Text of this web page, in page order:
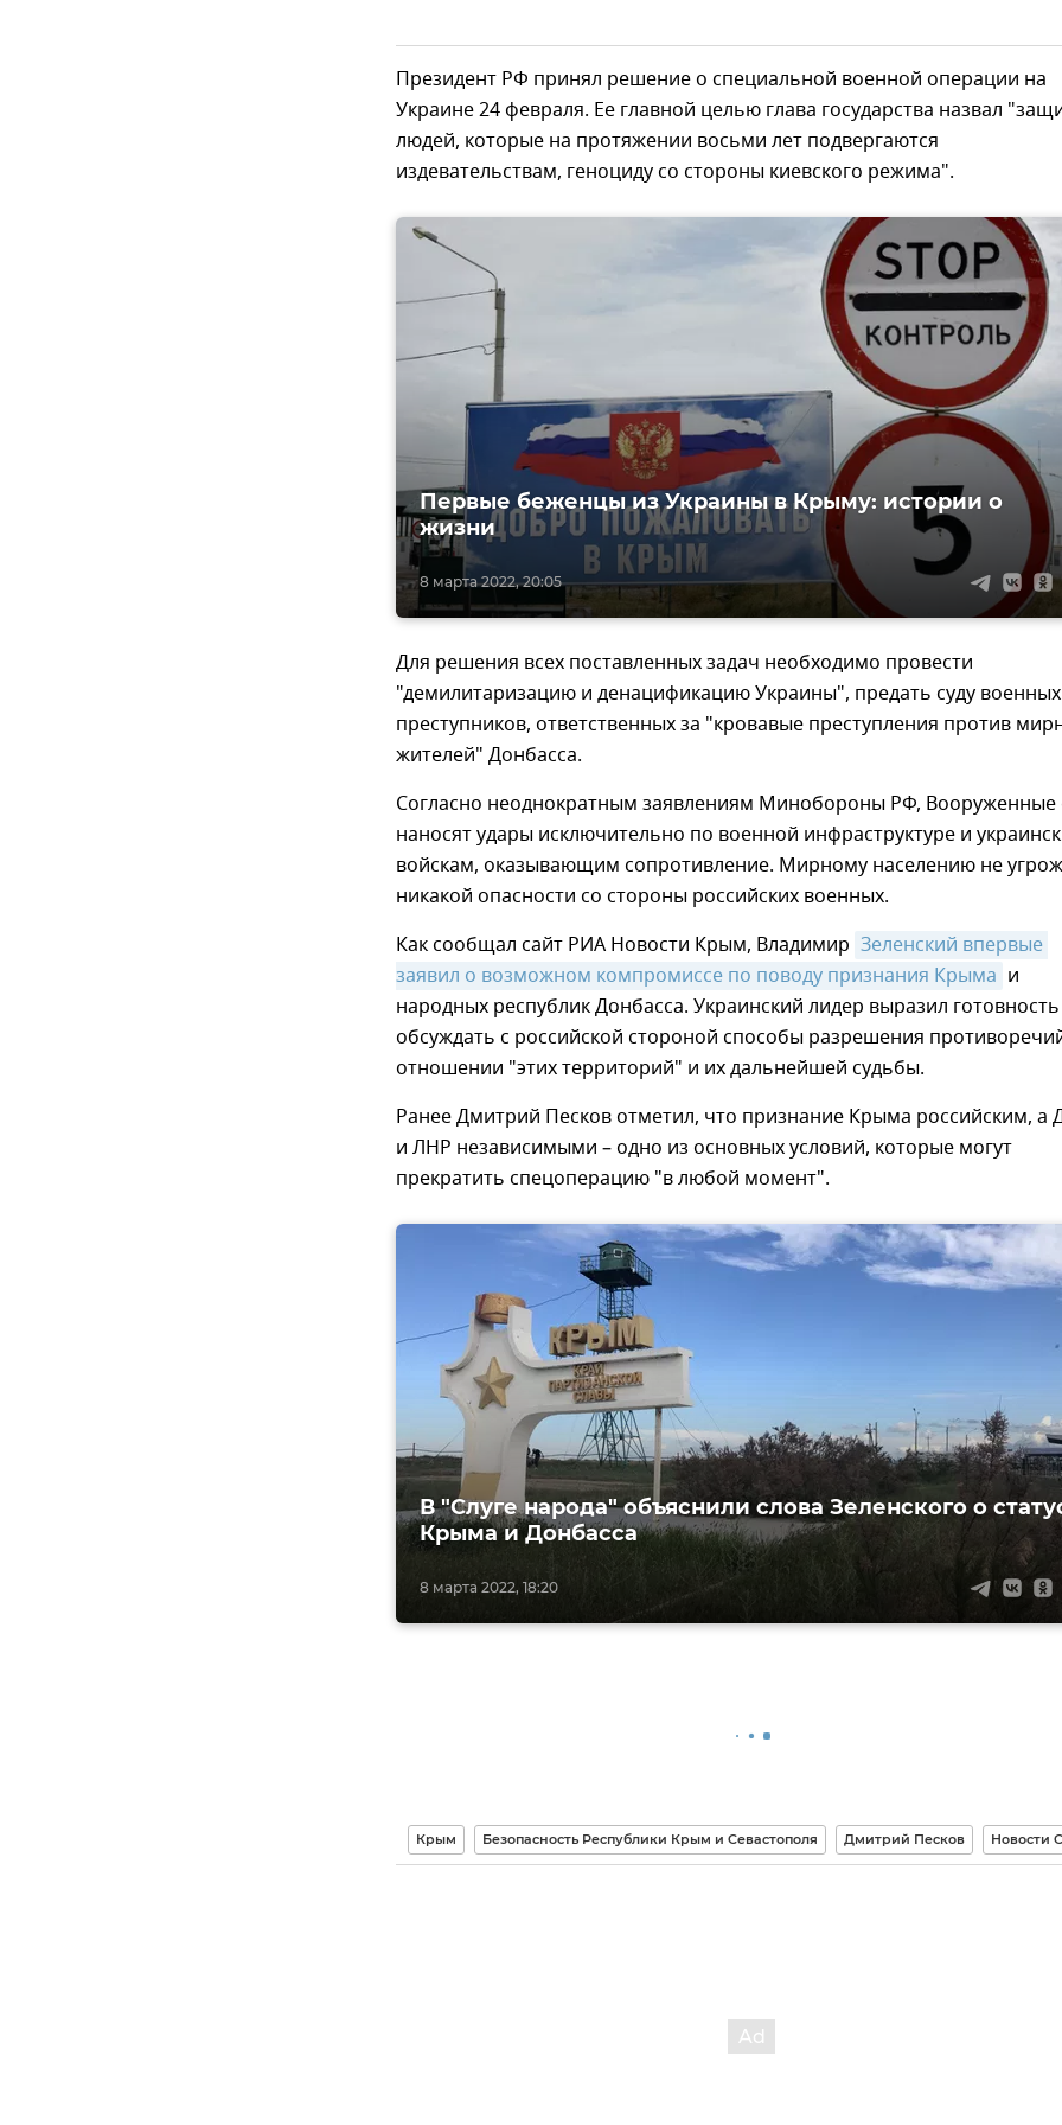
Президент РФ принял решение о специальной военной операции на
Украине 24 февраля. Ее главной целью глава государства назвал
людей, которые на протяжении восьми лет подвергаются
издевательствам, геноциду со стороны киевского режима".
8 марта 2022, 20:05
Первые беженцы из Украины в Крыму: истории о
жизни
Для решения всех поставленных задач необходимо провести
"демилитаризацию и денацификацию Украины", предать суду военных
преступников, ответственных за "кровавые преступления против
жителей" Донбасса.
Согласно неоднократным заявлениям Минобороны РФ, Вооруженные
наносят удары исключительно по военной инфраструктуре и
войскам, оказывающим сопротивление. Мирному населению не
никакой опасности со стороны российских военных.
Как сообщал сайт РИА Новости Крым, Владимир Зеленский впервые
заявил о возможном компромиссе по поводу признания Крыма и
народных республик Донбасса. Украинский лидер выразил готовность
обсуждать с российской стороной способы разрешения
отношении "этих территорий" и их дальнейшей судьбы.
Ранее Дмитрий Песков отметил, что признание Крыма российским, а
и ЛНР независимыми – одно из основных условий, которые могут
прекратить спецоперацию "в любой момент".
8 марта 2022, 18:20
В "Слуге народа" объяснили слова Зеленского о
Крыма и Донбасса
Крым Безопасность Республики Крым и Севастополя Дмитрий Песков Новости